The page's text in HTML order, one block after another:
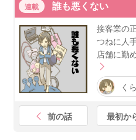
連載 誰も悪くない
接客業の
つねに人
店舗に勤
くら
前の話 最初か